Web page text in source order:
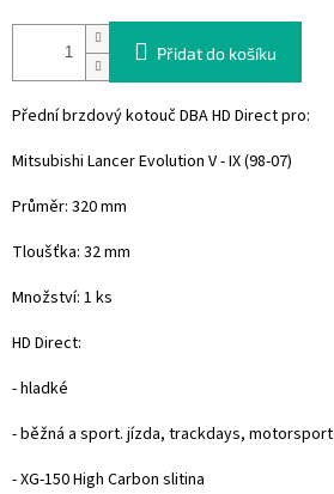
Přidat do košíku
Přední brzdový kotouč DBA HD Direct pro:
Mitsubishi Lancer Evolution V - IX (98-07)
Průměr: 320 mm
Tloušťka: 32 mm
Množství: 1 ks
HD Direct:
- hladké
- běžná a sport. jízda, trackdays, motorsport
- XG-150 High Carbon slitina